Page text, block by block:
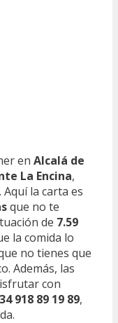
en Alcalá de
La Encina,
. Aquí la carta es
que no te
de 7.59
la comida lo
no tienes que
Además, las
con
918 89 19 89,